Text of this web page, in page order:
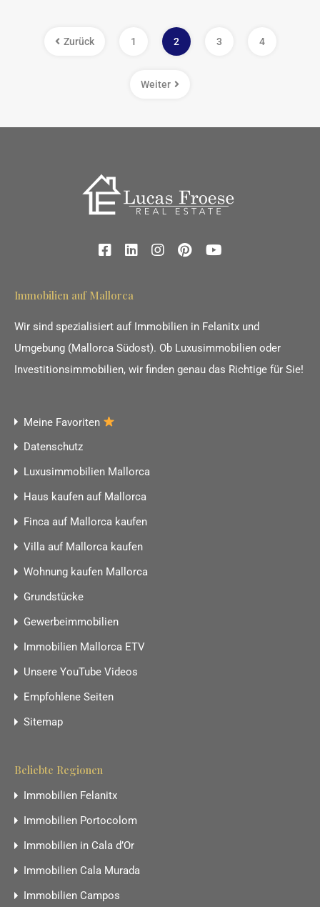
Zurück 1 2 3 4
Weiter
Immobilien auf Mallorca
Wir sind spezialisiert auf Immobilien in Felanitx und
Umgebung (Mallorca Südost). Ob Luxusimmobilien oder
Investitionsimmobilien, wir finden genau das Richtige für Sie!
Meine Favoriten
Datenschutz
Luxusimmobilien Mallorca
Haus kaufen auf Mallorca
Finca auf Mallorca kaufen
Villa auf Mallorca kaufen
Wohnung kaufen Mallorca
Grundstücke
Gewerbeimmobilien
Immobilien Mallorca ETV
Unsere YouTube Videos
Empfohlene Seiten
Sitemap
Beliebte Regionen
Immobilien Felanitx
Immobilien Portocolom
Immobilien in Cala d’Or
Immobilien Cala Murada
Immobilien Campos